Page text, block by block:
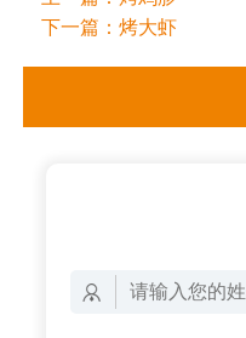
下一篇： 烤大虾